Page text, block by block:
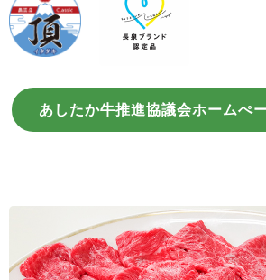
あしたか牛推進協議会ホームぺ